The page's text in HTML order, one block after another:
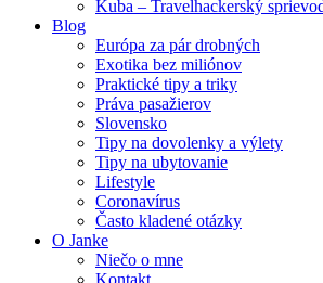
Kuba – Travelhackerský
Blog
Európa za pár drobných
Exotika bez miliónov
Praktické tipy a triky
Práva pasažierov
Slovensko
Tipy na dovolenky a výlety
Tipy na ubytovanie
Lifestyle
Coronavírus
Často kladené otázky
O Janke
Niečo o mne
Kontakt